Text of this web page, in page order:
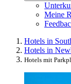
Meine
Hotels in
Hotels in
Hotels mit